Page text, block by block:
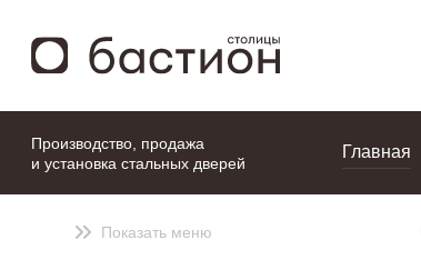
Производство, продажа
и установка стальных дверей
Главная
Показать меню